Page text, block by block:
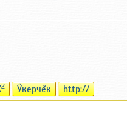
2 Ӳкерчĕк http://